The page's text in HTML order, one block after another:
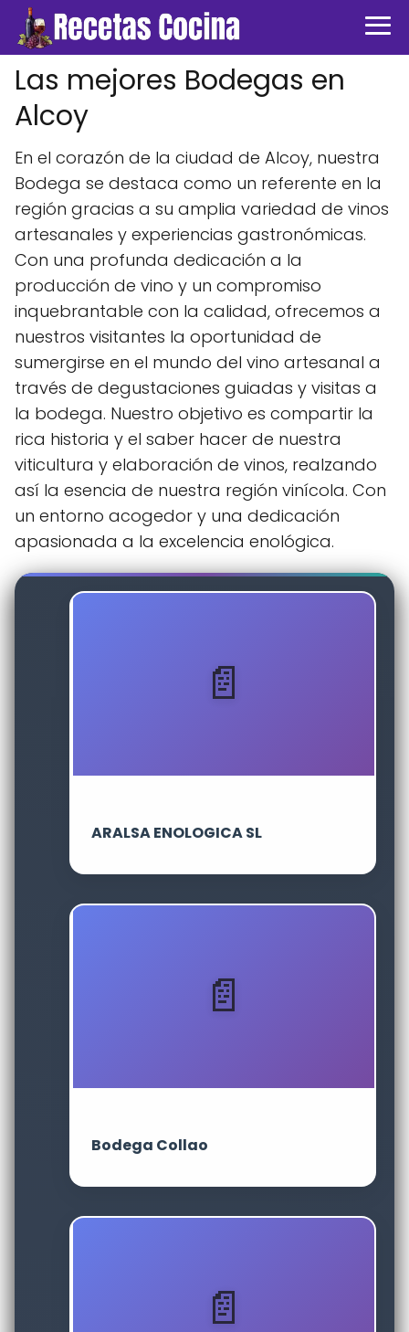
Las mejores Bodegas en
Alcoy
En el corazón de la ciudad de Alcoy, nuestra
Bodega se destaca como un referente en la
región gracias a su amplia variedad de vinos
artesanales y experiencias gastronómicas.
Con una profunda dedicación a la
producción de vino y un compromiso
inquebrantable con la calidad, ofrecemos a
nuestros visitantes la oportunidad de
sumergirse en el mundo del vino artesanal a
través de degustaciones guiadas y visitas a
la bodega. Nuestro objetivo es compartir la
rica historia y el saber hacer de nuestra
viticultura y elaboración de vinos, realzando
así la esencia de nuestra región vinícola. Con
un entorno acogedor y una dedicación
apasionada a la excelencia enológica.
ARALSA ENOLOGICA SL
Bodega Collao